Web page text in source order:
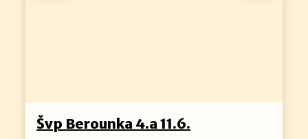
Švp Berounka 4.a 11.6.